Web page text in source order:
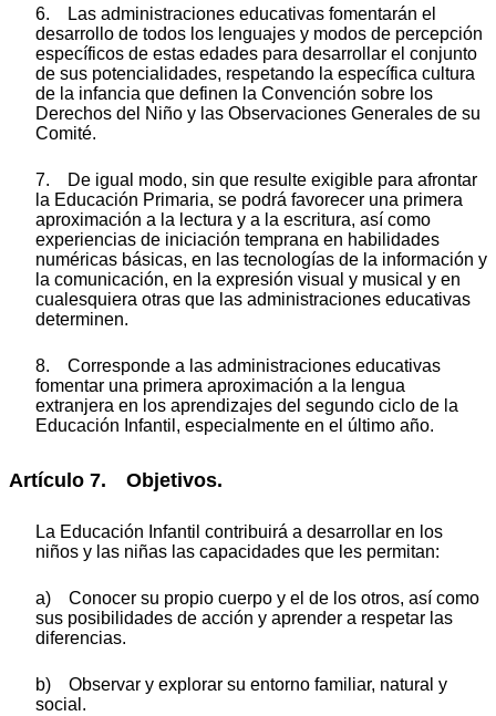
6. Las administraciones educativas fomentarán el
desarrollo de todos los lenguajes y modos de percepción
específicos de estas edades para desarrollar el conjunto
de sus potencialidades, respetando la específica cultura
de la infancia que definen la Convención sobre los
Derechos del Niño y las Observaciones Generales de su
Comité.
7. De igual modo, sin que resulte exigible para afrontar
la Educación Primaria, se podrá favorecer una primera
aproximación a la lectura y a la escritura, así como
experiencias de iniciación temprana en habilidades
numéricas básicas, en las tecnologías de la información y
la comunicación, en la expresión visual y musical y en
cualesquiera otras que las administraciones educativas
determinen.
8. Corresponde a las administraciones educativas
fomentar una primera aproximación a la lengua
extranjera en los aprendizajes del segundo ciclo de la
Educación Infantil, especialmente en el último año.
Artículo 7. Objetivos.
La Educación Infantil contribuirá a desarrollar en los
niños y las niñas las capacidades que les permitan:
a) Conocer su propio cuerpo y el de los otros, así como
sus posibilidades de acción y aprender a respetar las
diferencias.
b) Observar y explorar su entorno familiar, natural y
social.